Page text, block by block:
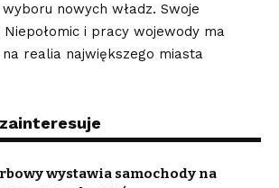
nowych władz. Swoje
i pracy wojewody ma
realia największego miasta
wystawia samochody na